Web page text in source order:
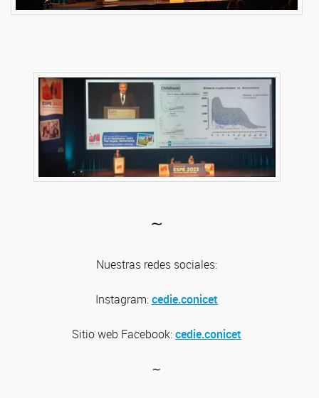
∼
Nuestras redes sociales:
Instagram:cedie.conicet
Sitio web Facebook:cedie.conicet
∼